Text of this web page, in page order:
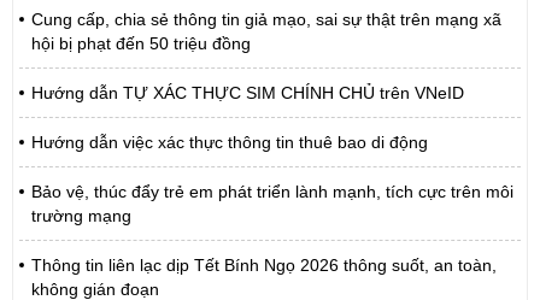
Cung cấp, chia sẻ thông tin giả mạo, sai sự thật trên mạng xã
hội bị phạt đến 50 triệu đồng
Hướng dẫn TỰ XÁC THỰC SIM CHÍNH CHỦ trên VNeID
Hướng dẫn việc xác thực thông tin thuê bao di động
Bảo vệ, thúc đẩy trẻ em phát triển lành mạnh, tích cực trên môi
trường mạng
Thông tin liên lạc dịp Tết Bính Ngọ 2026 thông suốt, an toàn,
không gián đoạn